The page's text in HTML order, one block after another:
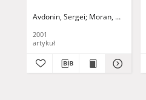
Avdonin, Sergei Moran, William
2001
artykuł